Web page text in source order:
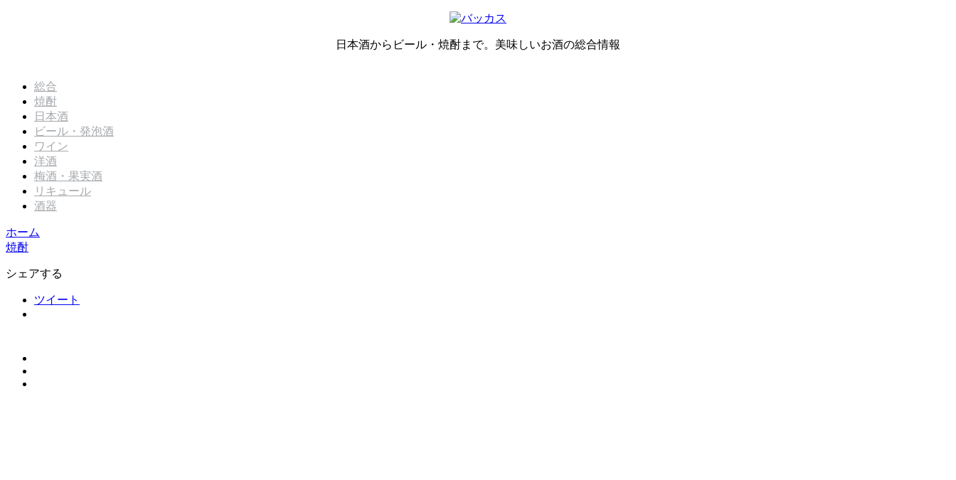
日本酒からビール・焼酎まで。美味しいお酒の総合情報
総合
焼酎
日本酒
ビール・発泡酒
ワイン
洋酒
梅酒・果実酒
リキュール
酒器
ホーム
焼酎
シェアする
ツイート